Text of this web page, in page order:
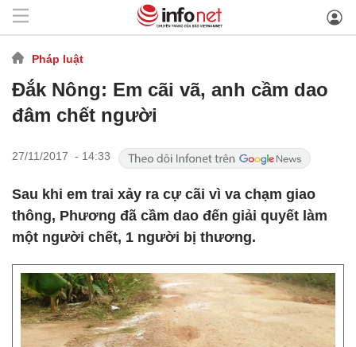
Pháp luật
Đắk Nông: Em cãi vã, anh cầm dao
đâm chết người
27/11/2017 - 14:33
Sau khi em trai xảy ra cự cãi vì va chạm giao
thông, Phương đã cầm dao đến giải quyết làm
một người chết, 1 người bị thương.